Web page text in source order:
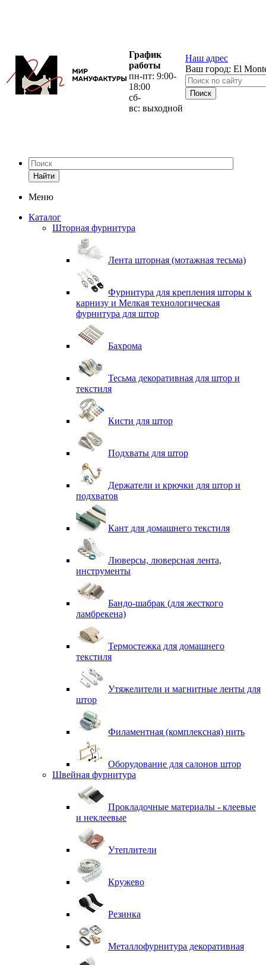
График
работы
пн-пт: 9:00-
18:00
сб-
вс: выходной
Наш адрес
Ваш город: El
Найти
Меню
Каталог
Шторная фурнитура
Лента шторная (мотажная тесьма)
Фурнитура для крепления шторы к
карнизу и Мелкая технологическая
фурнитура для штор
Бахрома
Тесьма декоративная для штор и
текстиля
Кисти для штор
Подхваты для штор
Держатели и крючки для штор и
подхватов
Кант для домашнего текстиля
Люверсы, люверсная лента,
инструменты
Бандо-шабрак (для жесткого
ламбрекена)
Термостежка для домашнего
текстиля
Утяжелители и магнитные ленты для
штор
Филаментная (комплексная) нить
Оборудование для салонов штор
Швейная фурнитура
Прокладочные материалы - клеевые
и неклеевые
Утеплители
Кружево
Резинка
Металлофурнитура декоративная